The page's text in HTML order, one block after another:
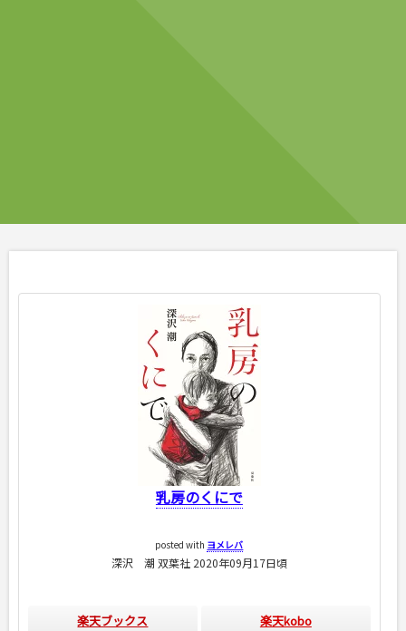
乳房のくにで
posted with ヨメレバ
深沢 潮 双葉社 2020年09月17日頃
楽天ブックス 楽天kobo